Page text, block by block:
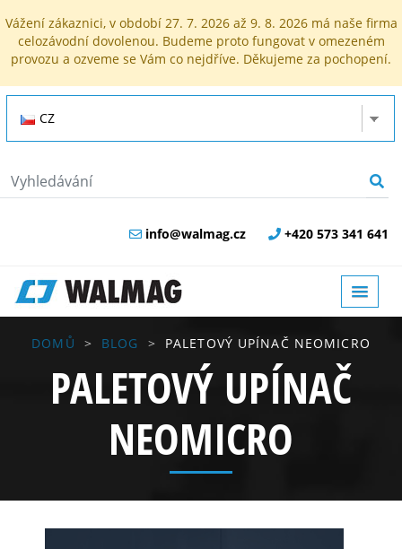
Vážení zákaznici, v období 27. 7. 2026 až 9. 8. 2026 má naše firma
celozávodní dovolenou. Budeme proto fungovat v omezeném
provozu a ozveme se Vám co nejdříve. Děkujeme za pochopení.
CZ
+420 573 341 641
info@walmag.cz
DOMŮ BLOG PALETOVÝ UPÍNAČ NEOMICRO
PALETOVÝ UPÍNAČ
NEOMICRO